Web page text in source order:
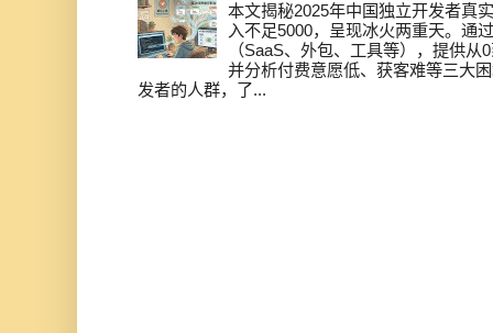
本文揭秘2025年中国独立开发者真
入不足5000，呈现冰火两重天。通
（SaaS、外包、工具等），提供
并分析付费意愿低、获客难等三大
发者的人群，了...